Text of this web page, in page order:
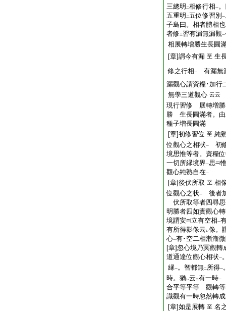
三總明 二相修行相一
五重明 二五位修習別 一
子島曰。相者體相
者修 二習有漏無漏觀一
相展轉増勝生長圓
[章]謂今有漏 至 生
修之行相一
有漏無
漏觀心謂資糧･加行
無學三道觀心 云云
現行習修 展轉増勝
勝 生長圓滿者。由
種子増長圓滿
[章]初修習位 至 純
位觀心之相状一
初
境思惟等者。資糧
一切所縁境界一思
觀心純熟自在一
[章]後伏所取 至 相
位觀心之状一
後者
伏所取等者四尋
明勝者四如實觀心
境謂安
立有空相一
有所得影像云 レ像。
心一有･空二相漸漸
[章]忽心境乃冥觀
道通達位觀心相状一
縁一。智都無二 所得一
時。猶レ云 二有一時一
合平等平等 觀轉等
識觀有一時忽然轉成
[章]如是展轉 至 名